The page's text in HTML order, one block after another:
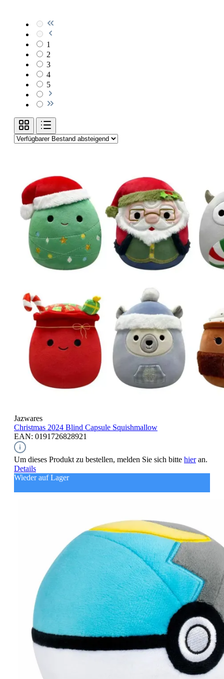
1
2
3
4
5
Jazwares
Christmas 2024 Blind Capsule Squishmallow
EAN: 0191726828921
Um dieses Produkt zu bestellen, melden Sie sich bitte hieran.
Details
Wieder auf Lager